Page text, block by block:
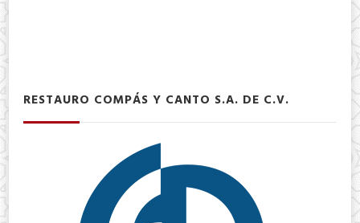
RESTAURO COMPÁS Y CANTO S.A. DE C.V.